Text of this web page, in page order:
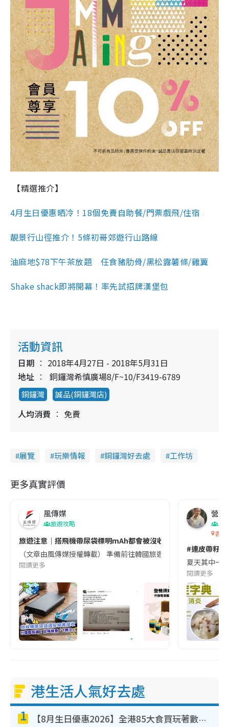
【精選推介】
4月生日優惠晒冷！18個免費自助餐/門票戲飛/住宿
靚景行山徑推介！5條初哥郊遊行山路線
油麻地$78下午茶放題 任食豬肋骨/黑松露薯條/雞翼
Shake shack即將開幕！率先試招牌漢堡包
活動資訊
日期
2018年4月27日 - 2018年5月31日
地址
銅鑼灣希慎廣場8/F~10/F3419-6789
銅鑼灣 誠品(銅鑼灣店)
人均消費 免費
展覽 玩樂情報 銅鑼灣好去處 工作坊
更多真實評價
風傳媒
旅遊攻略
旅遊注意｜搭飛機帶尿袋標明mAh都會被沒收😱出發前切記檢查
（文章由風傳媒授權轉載） 準備前往韓國旅遊的民眾，近期要
閱讀更多
營養
香港
#連皮帶籽
夏天其中一
閱讀更多
港生活人氣好去處
1 【8月生日優惠2026】全港85大食買玩著數攻略 自助餐/火鍋放題同行免費＋誠品/DONKI送現金券